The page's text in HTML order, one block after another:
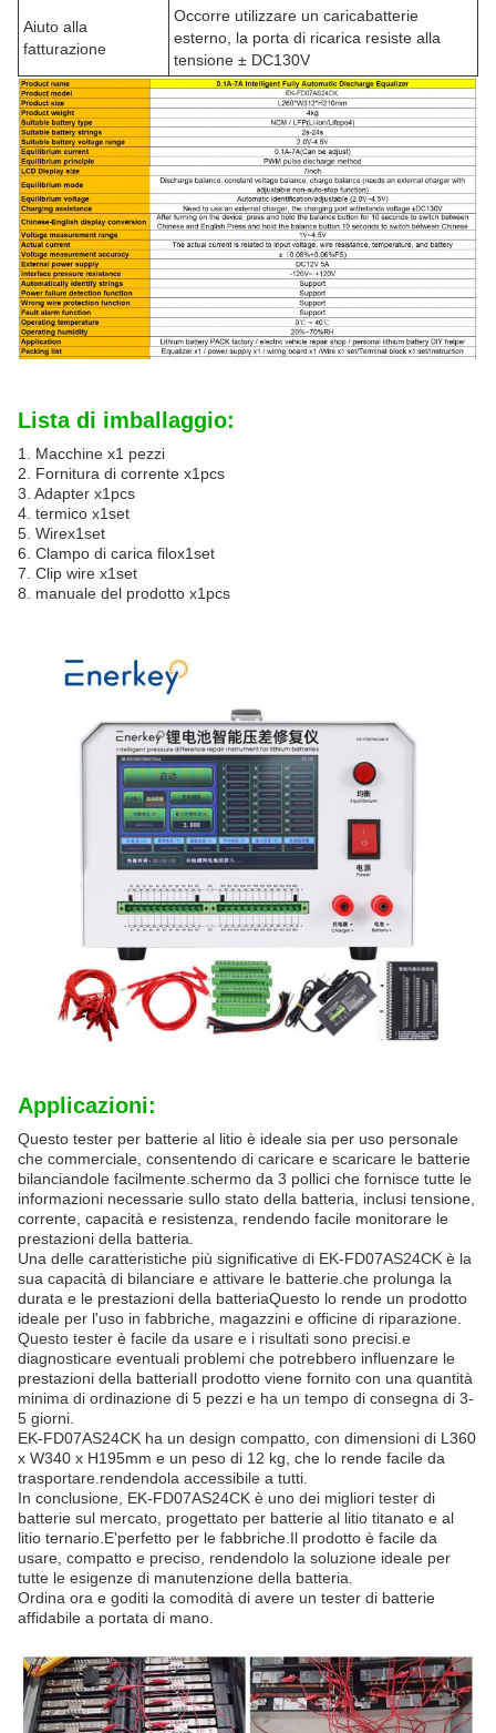
Aiuto alla
fatturazione
Occorre utilizzare un caricabatterie
esterno, la porta di ricarica resiste alla
tensione ± DC130V
Lista di imballaggio:
1. Macchine x1 pezzi
2. Fornitura di corrente x1pcs
3. Adapter x1pcs
4. termico x1set
5. Wirex1set
6. Clampo di carica filox1set
7. Clip wire x1set
8. manuale del prodotto x1pcs
Applicazioni:
Questo tester per batterie al litio è ideale sia per uso personale
che commerciale, consentendo di caricare e scaricare le batterie
bilanciandole facilmente.schermo da 3 pollici che fornisce tutte le
informazioni necessarie sullo stato della batteria, inclusi tensione,
corrente, capacità e resistenza, rendendo facile monitorare le
prestazioni della batteria.
Una delle caratteristiche più significative di EK-FD07AS24CK è la
sua capacità di bilanciare e attivare le batterie.che prolunga la
durata e le prestazioni della batteriaQuesto lo rende un prodotto
ideale per l'uso in fabbriche, magazzini e officine di riparazione.
Questo tester è facile da usare e i risultati sono precisi.e
diagnosticare eventuali problemi che potrebbero influenzare le
prestazioni della batteriaIl prodotto viene fornito con una quantità
minima di ordinazione di 5 pezzi e ha un tempo di consegna di 3-
5 giorni.
EK-FD07AS24CK ha un design compatto, con dimensioni di L360
x W340 x H195mm e un peso di 12 kg, che lo rende facile da
trasportare.rendendola accessibile a tutti.
In conclusione, EK-FD07AS24CK è uno dei migliori tester di
batterie sul mercato, progettato per batterie al litio titanato e al
litio ternario.E'perfetto per le fabbriche.Il prodotto è facile da
usare, compatto e preciso, rendendolo la soluzione ideale per
tutte le esigenze di manutenzione della batteria.
Ordina ora e goditi la comodità di avere un tester di batterie
affidabile a portata di mano.